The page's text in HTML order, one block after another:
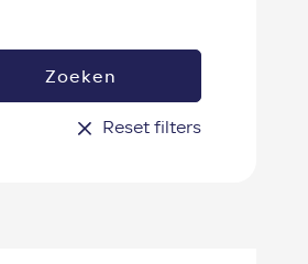
Zoeken
Reset filters